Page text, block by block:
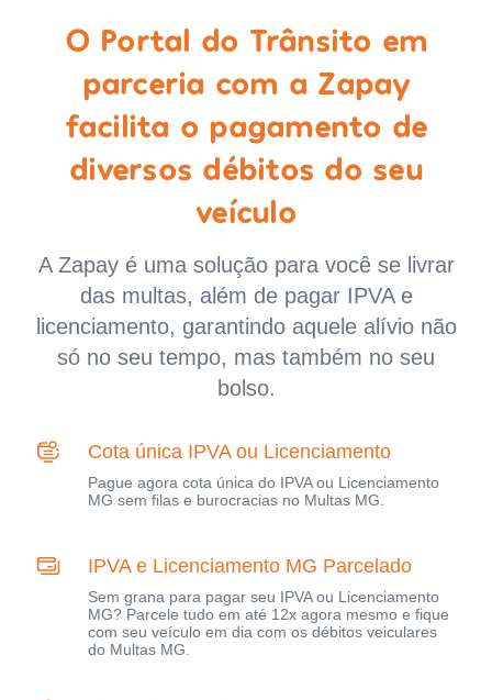
O Portal do Trânsito em
parceria com a Zapay
facilita o pagamento de
diversos débitos do seu
veículo
A Zapay é uma solução para você se livrar
das multas, além de pagar IPVA e
licenciamento, garantindo aquele alívio não
só no seu tempo, mas também no seu
bolso.
Cota única IPVA ou Licenciamento
Pague agora cota única do IPVA ou Licenciamento
MG sem filas e burocracias no Multas MG.
IPVA e Licenciamento MG Parcelado
Sem grana para pagar seu IPVA ou Licenciamento
MG? Parcele tudo em até 12x agora mesmo e fique
com seu veículo em dia com os débitos veiculares
do Multas MG.